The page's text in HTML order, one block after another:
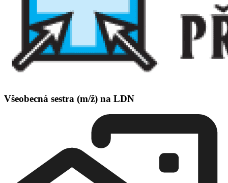
Všeobecná sestra (m/ž) na LDN